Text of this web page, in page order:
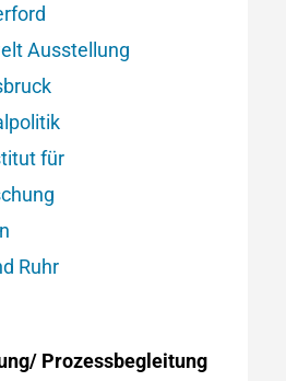
Ausstellung
für
Ruhr
Prozessbegleitung